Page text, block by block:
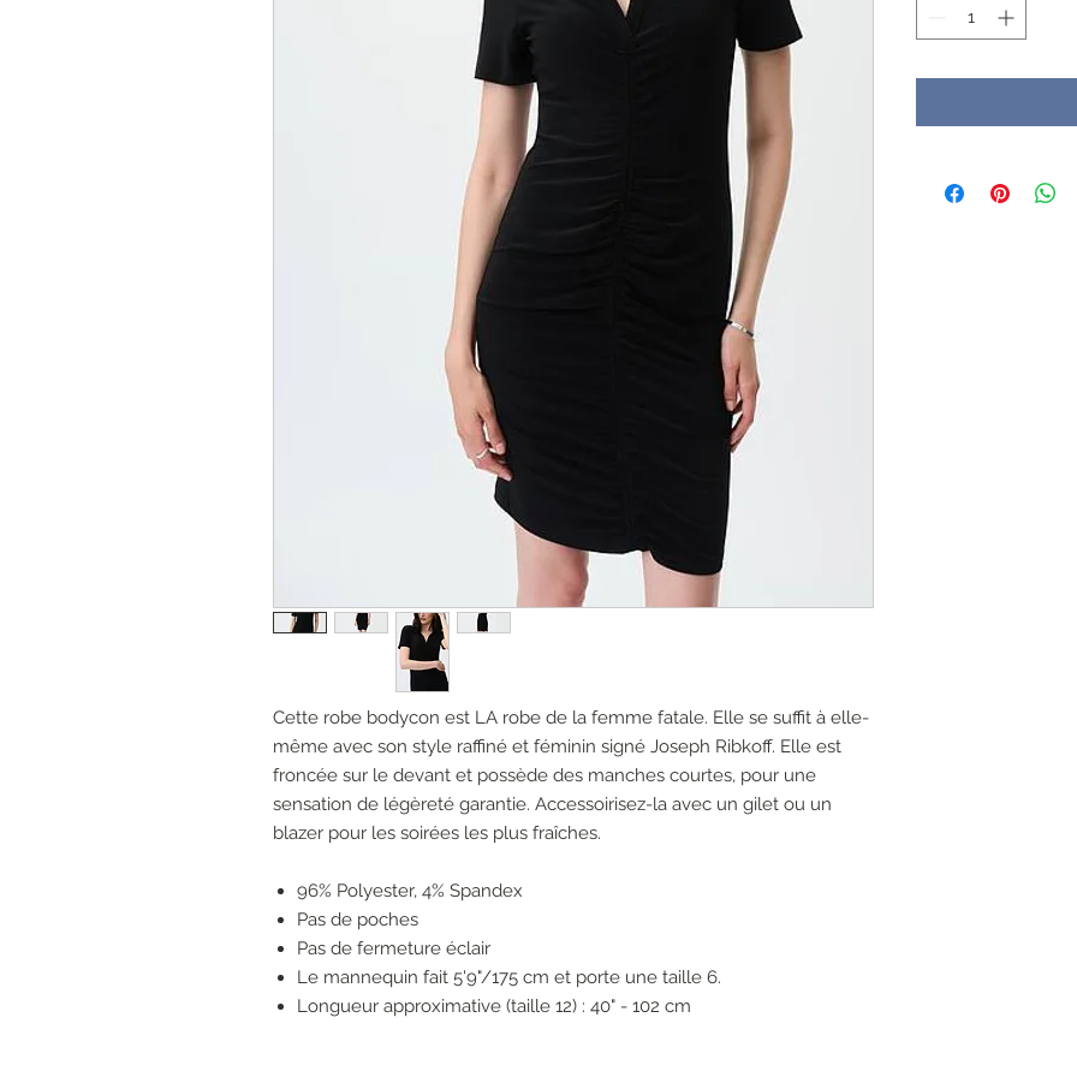
Cette robe bodycon est LA robe de la femme fatale. Elle se suffit à elle-
même avec son style raffiné et féminin signé Joseph Ribkoff. Elle est
froncée sur le devant et possède des manches courtes, pour une
sensation de légèreté garantie. Accessoirisez-la avec un gilet ou un
blazer pour les soirées les plus fraîches.
96% Polyester, 4% Spandex
Pas de poches
Pas de fermeture éclair
Le mannequin fait 5'9"/175 cm et porte une taille 6.
Longueur approximative (taille 12) : 40" - 102 cm